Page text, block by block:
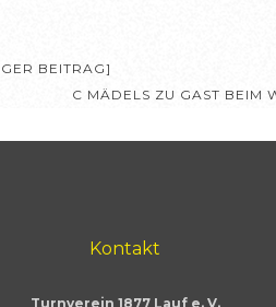
BEITRAG]
C MÄDELS ZU GAST BEIM
Kontakt
Turnverein 1877 Lauf e. V.